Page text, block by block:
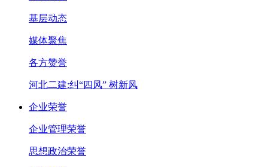
基层动态
媒体聚焦
各方赞誉
河北二建:纠“四风” 树新风
企业荣誉
企业管理荣誉
思想政治荣誉